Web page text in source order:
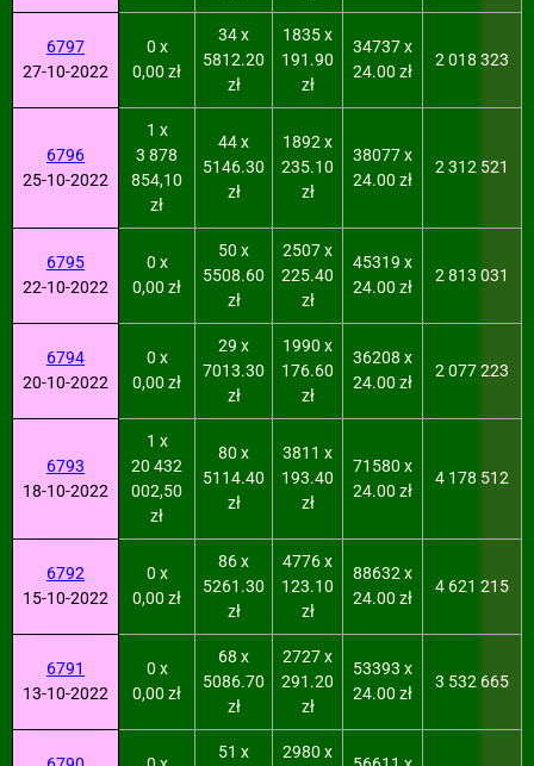
6797
27-10-2022
0 x
0,00 zł
34 x
5812.20
zł
1835 x
191.90
zł
34737 x
24.00 zł
2 018 323
6796
25-10-2022
1 x
3 878
854,10
zł
44 x
5146.30
zł
1892 x
235.10
zł
38077 x
24.00 zł
2 312 521
6795
22-10-2022
0 x
0,00 zł
50 x
5508.60
zł
2507 x
225.40
zł
45319 x
24.00 zł
2 813 031
6794
20-10-2022
0 x
0,00 zł
29 x
7013.30
zł
1990 x
176.60
zł
36208 x
24.00 zł
2 077 223
6793
18-10-2022
1 x
20 432
002,50
zł
80 x
5114.40
zł
3811 x
193.40
zł
71580 x
24.00 zł
4 178 512
6792
15-10-2022
0 x
0,00 zł
86 x
5261.30
zł
4776 x
123.10
zł
88632 x
24.00 zł
4 621 215
6791
13-10-2022
0 x
0,00 zł
68 x
5086.70
zł
2727 x
291.20
zł
53393 x
24.00 zł
3 532 665
51 x
2980 x